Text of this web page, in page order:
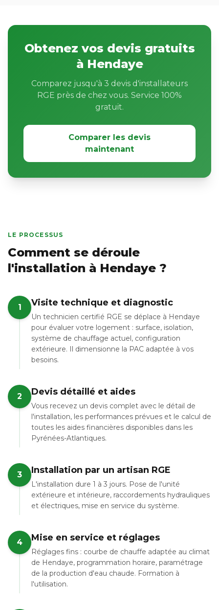
Obtenez vos devis gratuits
à Hendaye
Comparez jusqu'à 3 devis d'installateurs
RGE près de chez vous. Service 100%
gratuit.
Comparer les devis
maintenant
LE PROCESSUS
Comment se déroule
l'installation à Hendaye ?
1 Visite technique et diagnostic
Un technicien certifié RGE se déplace à Hendaye
pour évaluer votre logement : surface, isolation,
système de chauffage actuel, configuration
extérieure. Il dimensionne la PAC adaptée à vos
besoins.
2 Devis détaillé et aides
Vous recevez un devis complet avec le détail de
l'installation, les performances prévues et le calcul de
toutes les aides financières disponibles dans les
Pyrénées-Atlantiques.
3 Installation par un artisan RGE
L'installation dure 1 à 3 jours. Pose de l'unité
extérieure et intérieure, raccordements hydrauliques
et électriques, mise en service du système.
4 Mise en service et réglages
Réglages fins : courbe de chauffe adaptée au climat
de Hendaye, programmation horaire, paramétrage
de la production d'eau chaude. Formation à
l'utilisation.